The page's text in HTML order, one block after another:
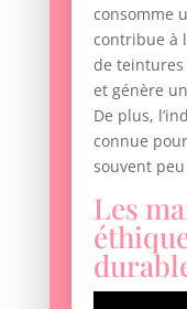
consomme
contribue à
de teintures
et génère
De plus,
connue
souvent
Les